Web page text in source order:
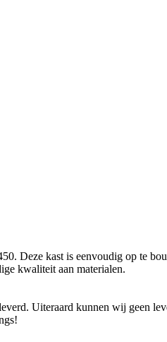
Deze kast is eenvoudig op te
kwaliteit aan materialen.
Uiteraard kunnen wij geen